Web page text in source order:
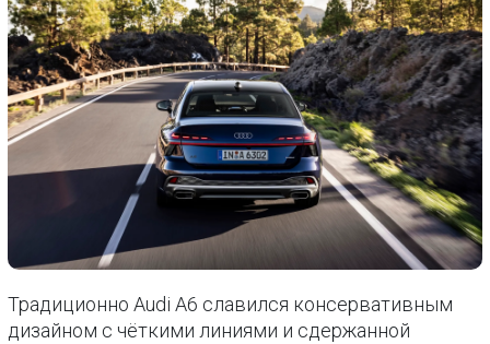
Традиционно Audi A6 славился консервативным
дизайном с чёткими линиями и сдержанной